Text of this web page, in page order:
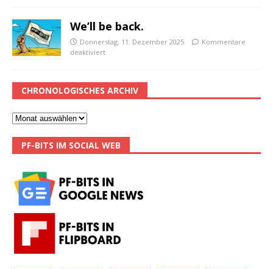
We’ll be back.
Donnerstag, 11. Dezember 2025
Kommentare
deaktiviert
CHRONOLOGISCHES ARCHIV
PF-BITS IM SOCIAL WEB